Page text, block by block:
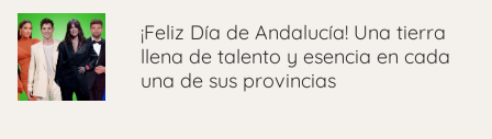
¡Feliz Día de Andalucía! Una tierra
llena de talento y esencia en cada
una de sus provincias